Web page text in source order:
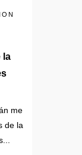
la
me
de la